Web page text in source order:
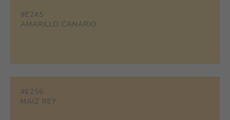
#E245
AMARILLO CANARIO
#E256
MAIZ REY